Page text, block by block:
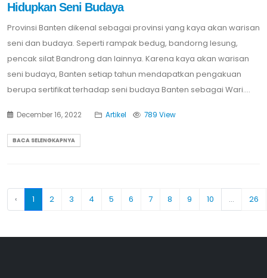
Hidupkan Seni Budaya
Provinsi Banten dikenal sebagai provinsi yang kaya akan warisan
seni dan budaya. Seperti rampak bedug, bandorng lesung,
pencak silat Bandrong dan lainnya. Karena kaya akan warisan
seni budaya, Banten setiap tahun mendapatkan pengakuan
berupa sertifikat terhadap seni budaya Banten sebagai Wari....
December 16, 2022 Artikel 789 View
BACA SELENGKAPNYA
‹ 1 2 3 4 5 6 7 8 9 10 ... 26